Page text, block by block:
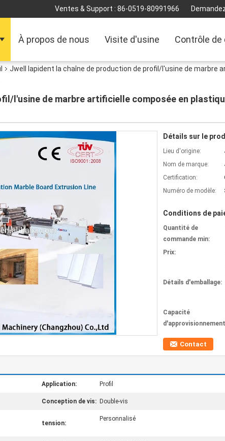
Ventes & Support : 86-0519-80991966
À propos de nous Visite d'usine Contrôle de
Jwell lapident la chaîne de production de profil/l'usine de marbre
l'usine de marbre artificielle composée en
Détails sur le
Lieu d'origine:
Nom de marque:
Certification:
Numéro de modèle:
Conditions de
Quantité de
commande min:
Prix:
Détails d'emballage:
Capacité
Contact
Application: Profil
Conception de vis: Double-vis
tension:
Personnalisé